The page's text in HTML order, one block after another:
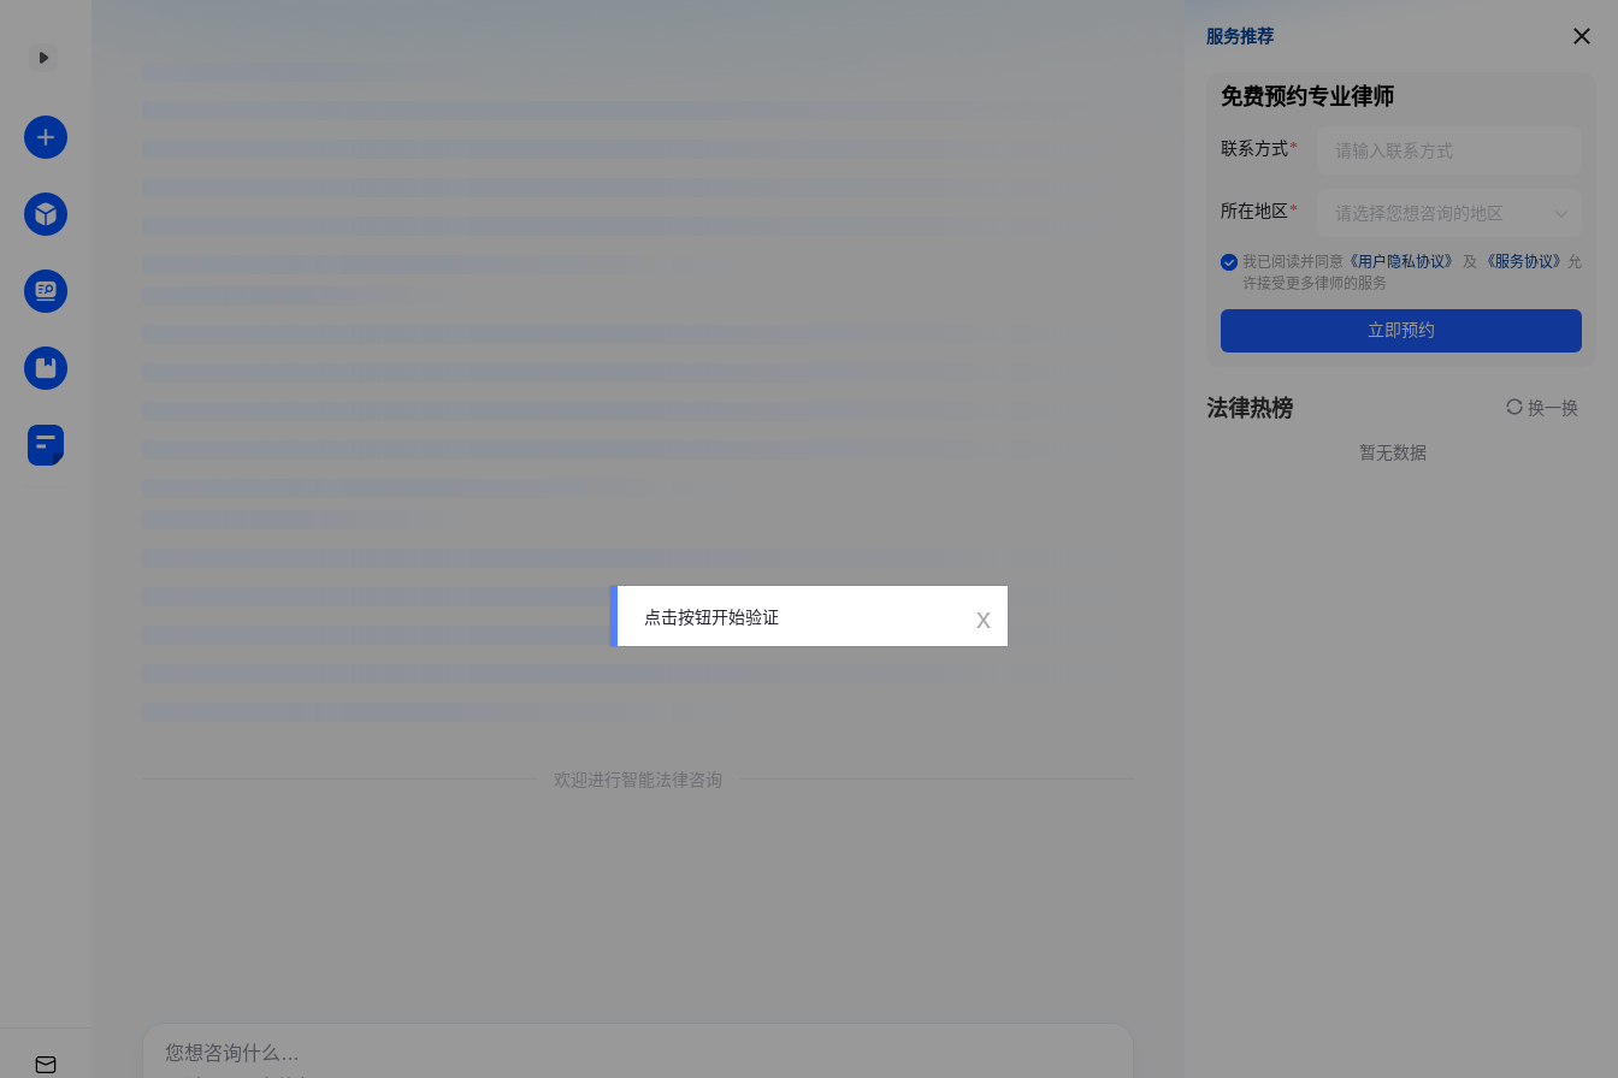
欢迎进行智能法律咨询
服务推荐
服务推荐
免费预约专业律师
联系方式
所在地区
我已阅读并同意 《用户隐私协议》 及 《服务协议》 允
许接受更多律师的服务
立即预约
法律热榜 换一换
暂无数据
点击按钮开始验证 x